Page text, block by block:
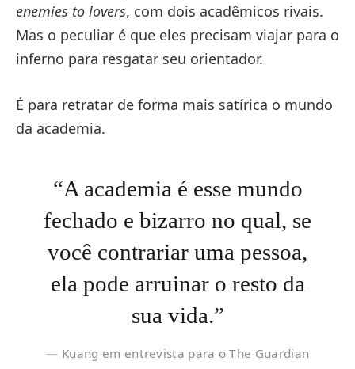
enemies to lovers, com dois acadêmicos rivais.
Mas o peculiar é que eles precisam viajar para o
inferno para resgatar seu orientador.
É para retratar de forma mais satírica o mundo
da academia.
“A academia é esse mundo
fechado e bizarro no qual, se
você contrariar uma pessoa,
ela pode arruinar o resto da
sua vida.”
Kuang em entrevista para o The Guardian